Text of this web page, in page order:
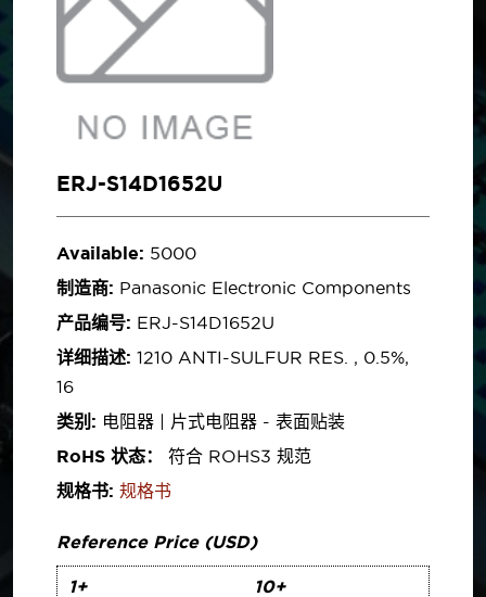
ERJ-S14D1652U
Available: 5000
制造商: Panasonic Electronic Components
产品编号: ERJ-S14D1652U
详细描述: 1210 ANTI-SULFUR RES. , 0.5%,
16
类别: 电阻器 | 片式电阻器 - 表面贴装
RoHS 状态：
符合 ROHS3 规范
规格书: 规格书
Reference Price (USD)
1+
10+